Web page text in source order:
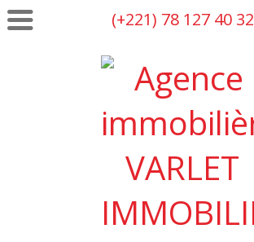
(+221) 78 127 40 32